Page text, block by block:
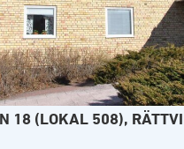
18 (LOKAL 508),